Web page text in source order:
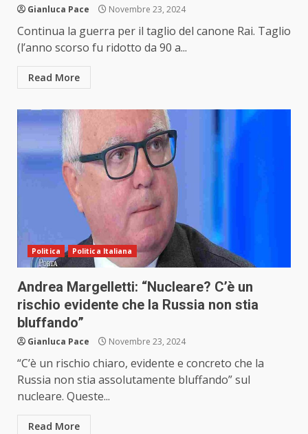
Gianluca Pace Novembre 23, 2024
Continua la guerra per il taglio del canone Rai. Taglio
(l’anno scorso fu ridotto da 90 a...
Read More
Politica Politica Italiana
Andrea Margelletti: “Nucleare? C’è un
rischio evidente che la Russia non stia
bluffando”
Gianluca Pace Novembre 23, 2024
“C’è un rischio chiaro, evidente e concreto che la
Russia non stia assolutamente bluffando” sul
nucleare. Queste...
Read More